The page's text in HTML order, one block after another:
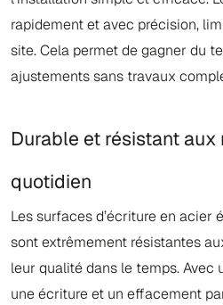
rapidement et avec précision,
site. Cela permet de gagner du
ajustements sans travaux
Durable et résistant aux
quotidien
Les surfaces d’écriture en acier
sont extrêmement résistantes
leur qualité dans le temps. Avec
une écriture et un effacement